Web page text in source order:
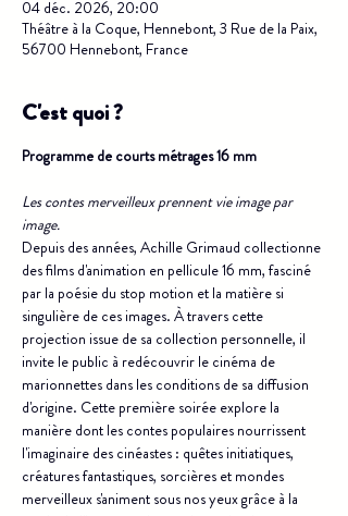
04 déc. 2026, 20:00
Théâtre à la Coque, Hennebont, 3 Rue de la Paix,
56700 Hennebont, France
C'est quoi ?
Programme de courts métrages 16 mm
Les contes merveilleux prennent vie image par
image.
Depuis des années, Achille Grimaud collectionne
des films d'animation en pellicule 16 mm, fasciné
par la poésie du stop motion et la matière si
singulière de ces images. À travers cette
projection issue de sa collection personnelle, il
invite le public à redécouvrir le cinéma de
marionnettes dans les conditions de sa diffusion
d'origine. Cette première soirée explore la
manière dont les contes populaires nourrissent
l'imaginaire des cinéastes : quêtes initiatiques,
créatures fantastiques, sorcières et mondes
merveilleux s'animent sous nos yeux grâce à la